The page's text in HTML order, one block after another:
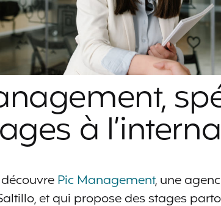
à
Pic Management, une
et qui propose des stages